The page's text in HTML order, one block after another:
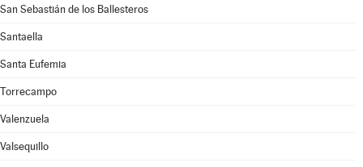
San Sebastián de los Ballesteros
Santaella
Santa Eufemia
Torrecampo
Valenzuela
Valsequillo